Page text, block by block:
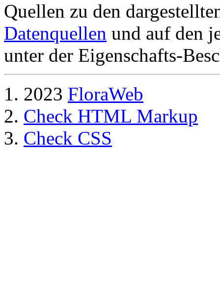
Quellen zu den
Datenquellen und auf den
unter der Eigenschafts-
2023 FloraWeb
Check HTML Markup
Check CSS